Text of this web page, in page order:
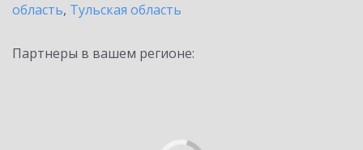
область, Тульская область
Партнеры в вашем регионе: